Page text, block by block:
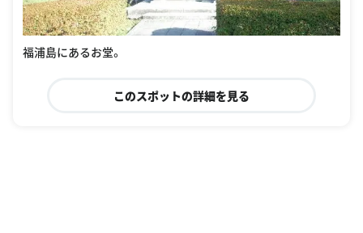
福浦島にあるお堂。
このスポットの詳細を見る